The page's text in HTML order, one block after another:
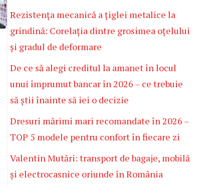
Rezistența mecanică a țiglei metalice la
grindină: Corelația dintre grosimea oțelului
și gradul de deformare
De ce să alegi creditul la amanet în locul
unui împrumut bancar în 2026 – ce trebuie
să știi înainte să iei o decizie
Dresuri mărimi mari recomandate în 2026 –
TOP 5 modele pentru confort în fiecare zi
Valentin Mutări: transport de bagaje, mobilă
și electrocasnice oriunde în România